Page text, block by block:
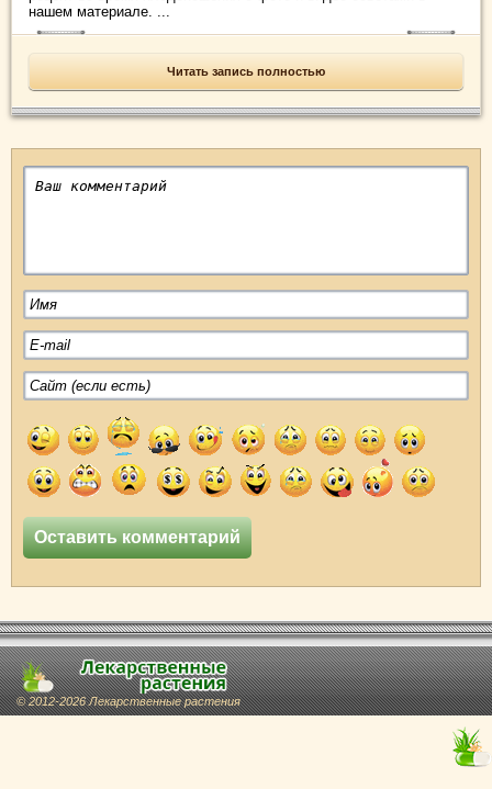
нашем материале. ...
Читать запись полностью
© 2012-2026 Лекарственные растения